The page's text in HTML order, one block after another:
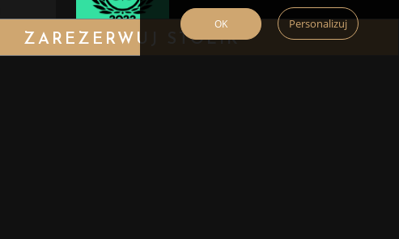
ZAREZERWUJ STOLIK
OK Personalizuj